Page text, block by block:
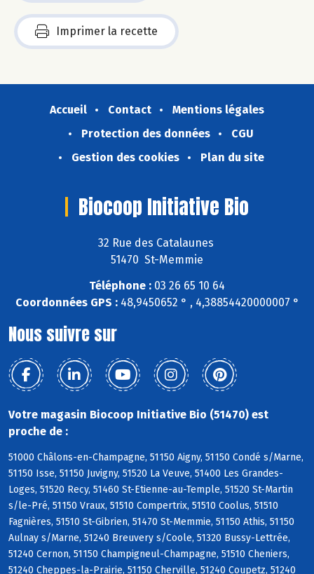
Imprimer la recette
Accueil Contact
Mentions légales
Protection des données
CGU
Gestion des cookies
Plan du site
Biocoop Initiative Bio
32 Rue des Catalaunes
51470 St-Memmie
Téléphone : 03 26 65 10 64
Coordonnées GPS :48,9450652 ° , 4,38854420000007 °
Nous suivre sur
Votre magasin Biocoop Initiative Bio (51470) est
proche de :
51000 Châlons-en-Champagne, 51150 Aigny, 51150 Condé s/Marne,
51150 Isse, 51150 Juvigny, 51520 La Veuve, 51400 Les Grandes-
Loges, 51520 Recy, 51460 St-Etienne-au-Temple, 51520 St-Martin
s/le-Pré, 51150 Vraux, 51510 Compertrix, 51510 Coolus, 51510
Fagnières, 51510 St-Gibrien, 51470 St-Memmie, 51150 Athis, 51150
Aulnay s/Marne, 51240 Breuvery s/Coole, 51320 Bussy-Lettrée,
51240 Cernon, 51150 Champigneul-Champagne, 51510 Cheniers,
51240 Cheppes-la-Prairie, 51150 Cherville, 51240 Coupetz, 51240